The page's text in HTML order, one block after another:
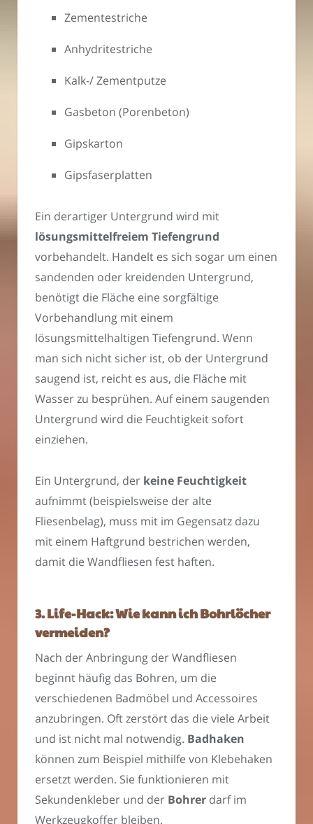
Zementestriche
Anhydritestriche
Kalk-/ Zementputze
Gasbeton (Porenbeton)
Gipskarton
Gipsfaserplatten
Ein derartiger Untergrund wird mit
lösungsmittelfreiem Tiefengrund
vorbehandelt. Handelt es sich sogar um einen
sandenden oder kreidenden Untergrund,
benötigt die Fläche eine sorgfältige
Vorbehandlung mit einem
lösungsmittelhaltigen Tiefengrund. Wenn
man sich nicht sicher ist, ob der Untergrund
saugend ist, reicht es aus, die Fläche mit
Wasser zu besprühen. Auf einem saugenden
Untergrund wird die Feuchtigkeit sofort
einziehen.
Ein Untergrund, der keine Feuchtigkeit
aufnimmt (beispielsweise der alte
Fliesenbelag), muss mit im Gegensatz dazu
mit einem Haftgrund bestrichen werden,
damit die Wandfliesen fest haften.
3. Life-Hack: Wie kann ich Bohrlöcher
vermeiden?
Nach der Anbringung der Wandfliesen
beginnt häufig das Bohren, um die
verschiedenen Badmöbel und Accessoires
anzubringen. Oft zerstört das die viele Arbeit
und ist nicht mal notwendig. Badhaken
können zum Beispiel mithilfe von Klebehaken
ersetzt werden. Sie funktionieren mit
Sekundenkleber und der Bohrer darf im
Werkzeugkoffer bleiben.